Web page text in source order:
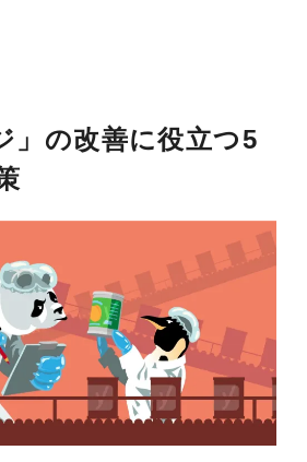
」の改善に役立つ5